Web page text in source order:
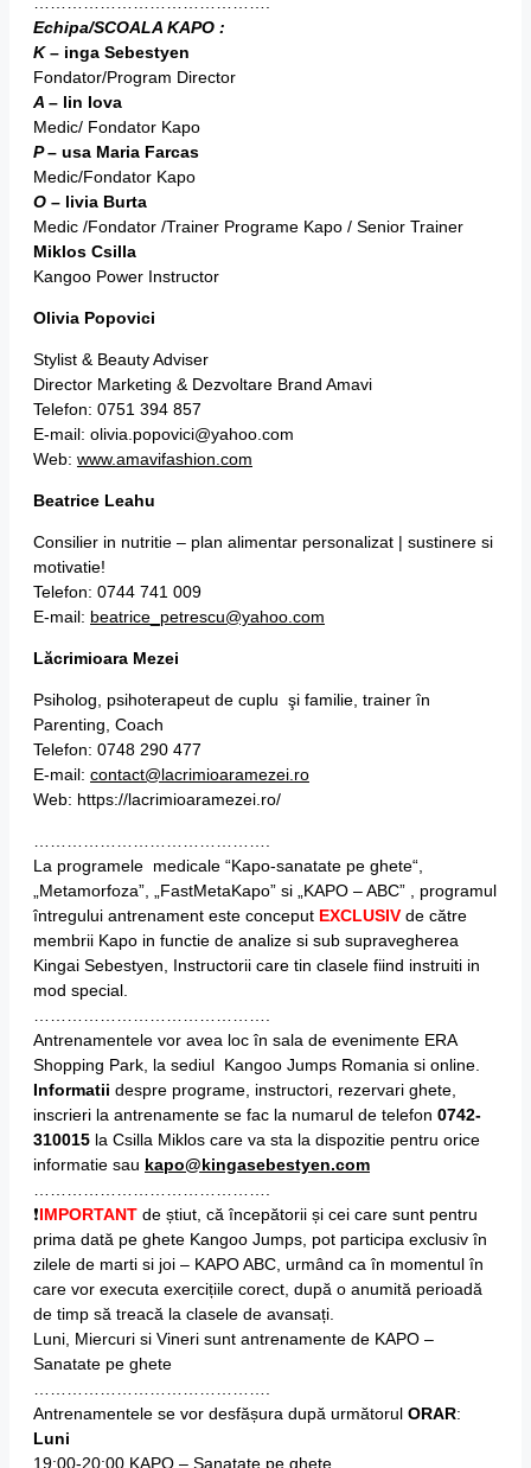
Echipa/SCOALA KAPO :
K– inga Sebestyen
Fondator/Program Director
A – lin Iova
Medic/ Fondator Kapo
P– usa Maria Farcas
Medic/Fondator Kapo
O – livia Burta
Medic /Fondator /Trainer Programe Kapo / Senior Trainer
Miklos Csilla
Kangoo Power Instructor
Olivia Popovici
Stylist & Beauty Adviser
Director Marketing & Dezvoltare Brand Amavi
Telefon: 0751 394 857
E-mail: olivia.popovici@yahoo.com
Web: www.amavifashion.com
Beatrice Leahu
Consilier in nutritie – plan alimentar personalizat | sustinere si
motivatie!
Telefon: 0744 741 009
E-mail: beatrice_petrescu@yahoo.com
Lăcrimioara Mezei
Psiholog, psihoterapeut de cuplu şi familie, trainer în
Parenting, Coach
Telefon: 0748 290 477
E-mail: contact@lacrimioaramezei.ro
Web: https://lacrimioaramezei.ro/
…………………………………….
La programele medicale “Kapo-sanatate pe ghete“,
„Metamorfoza”, „FastMetaKapo” si „KAPO – ABC” , programul
întregului antrenament este conceput EXCLUSIV de către
membrii Kapo in functie de analize si sub supravegherea
Kingai Sebestyen, Instructorii care tin clasele fiind instruiti in
mod special.
…………………………………….
Antrenamentele vor avea loc în sala de evenimente ERA
Shopping Park, la sediul Kangoo Jumps Romania si online.
Informatii despre programe, instructori, rezervari ghete,
inscrieri la antrenamente se fac la numarul de telefon 0742-
310015 la Csilla Miklos care va sta la dispozitie pentru orice
informatie sau kapo@kingasebestyen.com
…………………………………….
❗IMPORTANT de știut, că începătorii și cei care sunt pentru
prima dată pe ghete Kangoo Jumps, pot participa exclusiv în
zilele de marti si joi – KAPO ABC, urmând ca în momentul în
care vor executa exercițiile corect, după o anumită perioadă
de timp să treacă la clasele de avansați.
Luni, Miercuri si Vineri sunt antrenamente de KAPO –
Sanatate pe ghete
…………………………………….
Antrenamentele se vor desfășura după următorul ORAR:
Luni
19:00-20:00 KAPO – Sanatate pe ghete